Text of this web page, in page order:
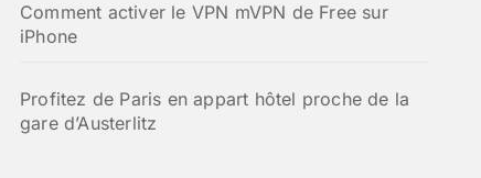
Comment activer le VPN mVPN de Free sur
iPhone
Profitez de Paris en appart hôtel proche de la
gare d’Austerlitz